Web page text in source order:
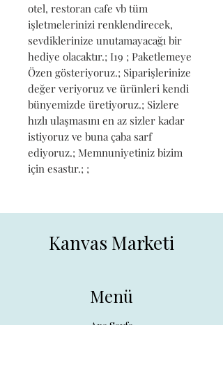
otel, restoran cafe vb tüm
işletmelerinizi renklendirecek,
sevdiklerinize unutamayacağı bir
hediye olacaktır.; I19 ; Paketlemeye
Özen gösteriyoruz.; Siparişlerinize
değer veriyoruz ve ürünleri kendi
bünyemizde üretiyoruz.; Sizlere
hızlı ulaşmasını en az sizler kadar
istiyoruz ve buna çaba sarf
ediyoruz.; Memnuniyetiniz bizim
için esastır.; ;
Kanvas Marketi
Menü
Ana Sayfa